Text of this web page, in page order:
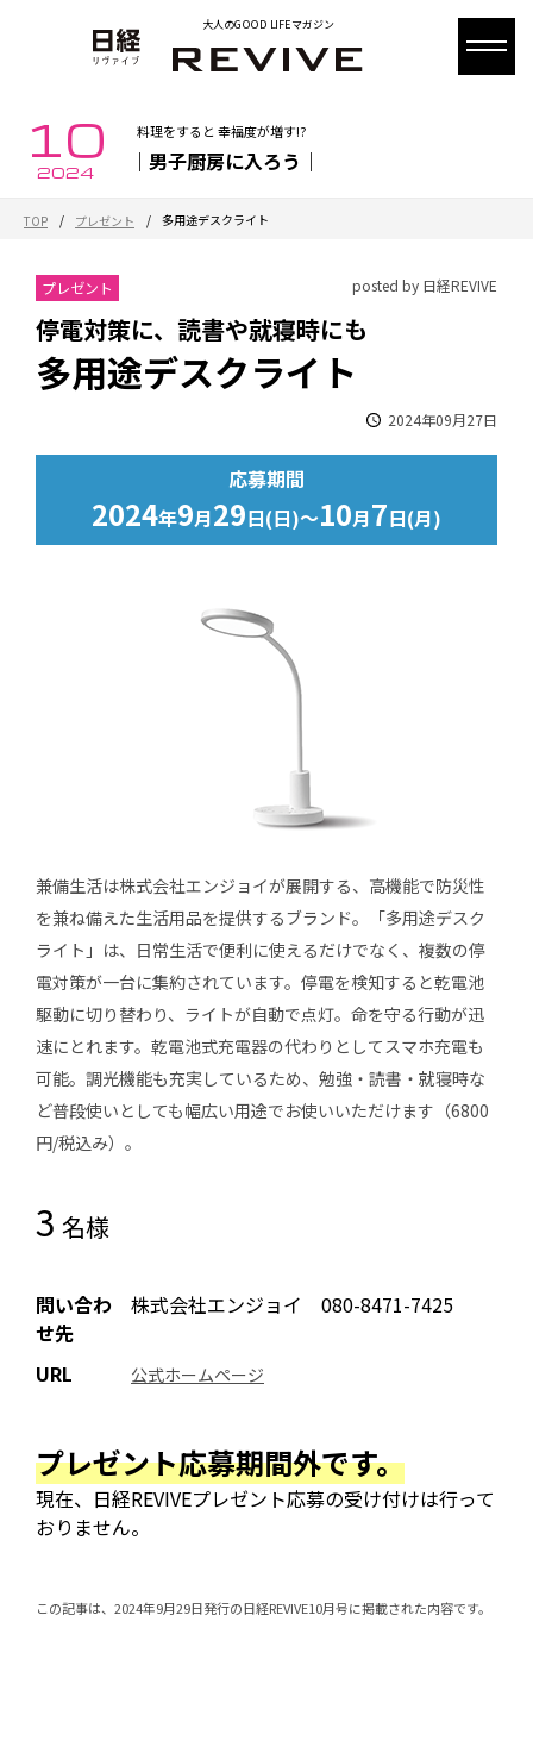
大人のGOOD LIFEマガジン
10
2024
料理をすると 幸福度が増す!?
｜男子厨房に入ろう｜
TOP / プレゼント / 多用途デスクライト
プレゼント posted by 日経REVIVE
停電対策に、読書や就寝時にも
多用途デスクライト
2024年09月27日
応募期間
2024年9月29日(日)～10月7日(月)
兼備生活は株式会社エンジョイが展開する、高機能で防災性
を兼ね備えた生活用品を提供するブランド。「多用途デスク
ライト」は、日常生活で便利に使えるだけでなく、複数の停
電対策が一台に集約されています。停電を検知すると乾電池
駆動に切り替わり、ライトが自動で点灯。命を守る行動が迅
速にとれます。乾電池式充電器の代わりとしてスマホ充電も
可能。調光機能も充実しているため、勉強・読書・就寝時な
ど普段使いとしても幅広い用途でお使いいただけます（6800
円/税込み）。
3 名様
問い合わ
せ先
株式会社エンジョイ 080-8471-7425
URL 公式ホームページ
プレゼント応募期間外です。
現在、日経REVIVEプレゼント応募の受け付けは行って
おりません。
この記事は、2024年9月29日発行の日経REVIVE10月号に掲載された内容です。